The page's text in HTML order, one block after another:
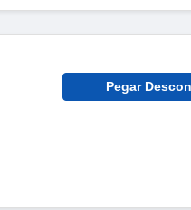
Pegar